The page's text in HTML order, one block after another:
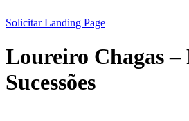
Solicitar Landing Page
Loureiro Chagas –
Sucessões